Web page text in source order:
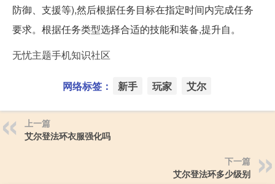
防御、支援等),然后根据任务目标在指定时间内完成任务
要求。根据任务类型选择合适的技能和装备,提升自。
无忧主题手机知识社区
网络标签： 新手 玩家 艾尔
上一篇
艾尔登法环衣服强化吗
下一篇
艾尔登法环多少级别